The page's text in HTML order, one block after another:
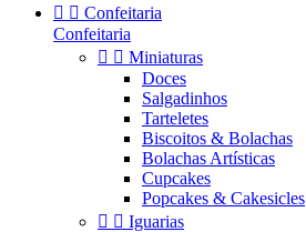
  Confeitaria
Confeitaria
  Miniaturas
Doces
Salgadinhos
Tarteletes
Biscoitos & Bolachas
Bolachas Artísticas
Cupcakes
Popcakes & Cakesicles
  Iguarias